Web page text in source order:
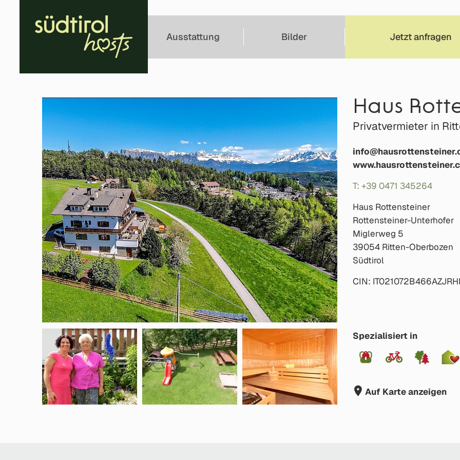
Kontakt Ausstattung Bilder Jetzt anfragen
Haus
Privatvermieter in
T: +39 0471 345264
Haus Rottensteiner
Rottensteiner-Unterhofer
Miglerweg 5
39054 Ritten-Oberbozen
Südtirol
CIN:
Spezialisiert in
Auf Karte anzeigen